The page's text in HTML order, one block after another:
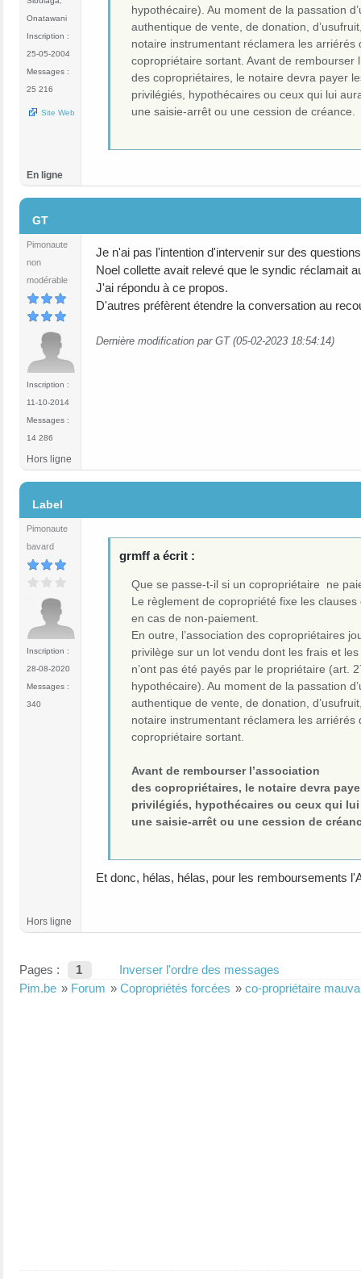
Onatawani
Inscription :
25-05-2004
Messages :
25 216
Site Web
hypothécaire). Au moment de la passation
authentique de vente, de donation,
notaire instrumentant réclamera les arriérés
copropriétaire sortant. Avant de rembourser
des copropriétaires, le notaire devra payer
privilégiés, hypothécaires ou ceux qui lui
une saisie-arrêt ou une cession de créance.
En ligne
GT
Pimonaute
non
modérable
Inscription :
11-10-2014
Messages :
14 286
Je n'ai pas l'intention d'intervenir sur des
Noel collette avait relevé que le syndic réclamait
J'ai répondu à ce propos.
D'autres préfèrent étendre la conversation au
Dernière modification par GT (05-02-2023 18:54:14)
Hors ligne
Label
Pimonaute
bavard
Inscription :
28-08-2020
Messages :
340
grmff a écrit :
Que se passe-t-il si un copropriétaire ne
Le règlement de copropriété fixe les clauses
en cas de non-paiement.
En outre, l’association des copropriétaires
privilège sur un lot vendu dont les frais et
n’ont pas été payés par le propriétaire (art.
hypothécaire). Au moment de la passation
authentique de vente, de donation,
notaire instrumentant réclamera les arriérés
copropriétaire sortant.
Avant de rembourser l’association
des copropriétaires, le notaire devra
privilégiés, hypothécaires ou ceux qui
une saisie-arrêt ou une cession de
Et donc, hélas, hélas, pour les remboursements
Hors ligne
Pages : 1
Inverser l'ordre des messages
Pim.be » Forum » Copropriétés forcées » co-propriétaire